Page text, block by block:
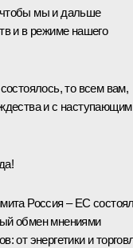
мы и дальше
и в режиме нашего
то всем вам,
и с наступающим
Россия – ЕС
обмен мнениями
от энергетики и